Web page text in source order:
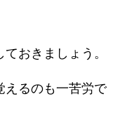
おきましょう。
えるのも一苦労で